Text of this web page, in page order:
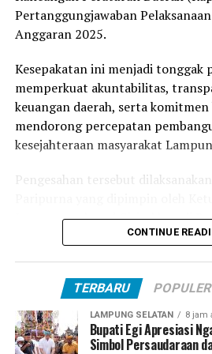
Lesty: Pancasila Merupakan
Bangsa Indonesia
Pertanggungjawaban
Anggaran 2025.
Kesepakatan ini menjadi tonggak
memperkuat akuntabilitas,
keuangan daerah, serta komitmen
mendorong percepatan
kesejahteraan masyarakat
Pengesahan tersebut
Lampung, Ahmad Giri Akbar, di
Provinsi Lampung, Kamis (30/07/
Rahmat Mirzani Djausal,
setinggi-tingginya kepada seluruh
anggota dewan, khususnya
Anggaran (Banggar) yang telah
CONTINUE
TERBARU POPULER
LAMPUNG SELATAN 8 jam
Bupati Egi Apresiasi
Simbol Persaudaraan